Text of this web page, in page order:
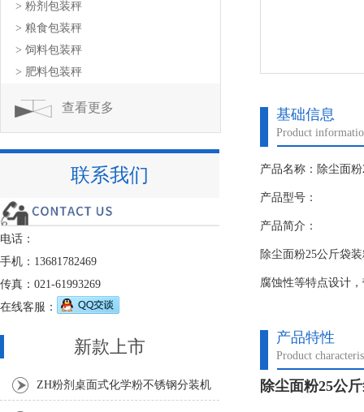
基础信息
Product
产品名称：除尘面
产品型号：
产品简介：
除尘面粉25公斤袋
腐蚀性等特点设计
产品特性
Product
除尘面粉25公
> 粉剂包装秤
> 粮食包装秤
> 饲料包装秤
> 肥料包装秤
查看更多
联系我们
电话：
手机：13681782469
传真：021-61993269
在线客服：
新款上市
ZH粉剂桌面式化学粉不锈钢分装机